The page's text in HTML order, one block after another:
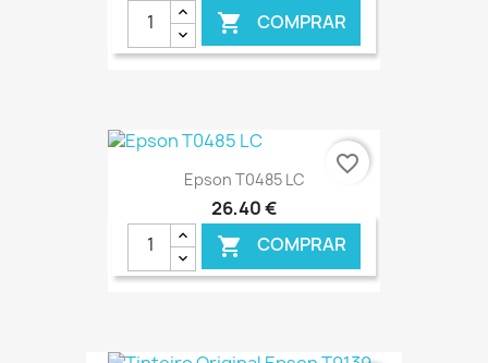
 COMPRAR
€ ONLINE
Epson T0485 LC
26,40 €
 COMPRAR
favorite_border